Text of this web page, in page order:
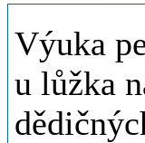
Výuka
u lůžka